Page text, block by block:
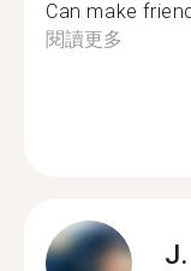
Can make
閱讀更多
J.